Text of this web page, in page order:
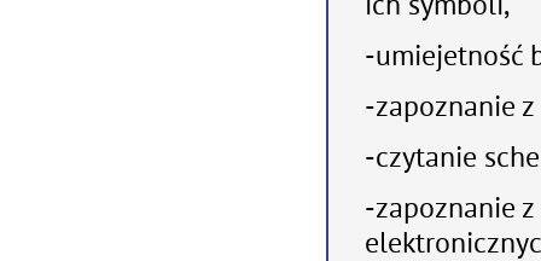
-umiejetność
-zapoznanie
-czytanie
-zapoznanie